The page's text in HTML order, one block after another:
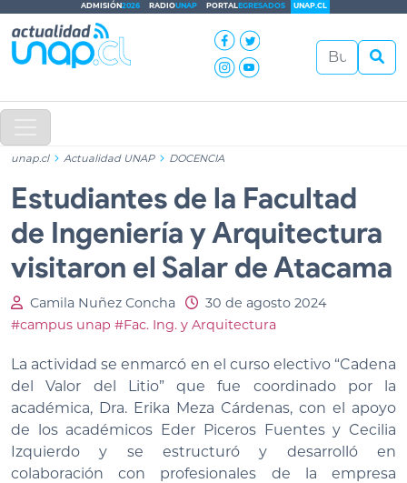
ADMISIÓN2026 RADIOUNAP PORTALEGRESADOS UNAP.CL
unap.cl Actualidad UNAP DOCENCIA
Estudiantes de la Facultad
de Ingeniería y Arquitectura
visitaron el Salar de Atacama
Camila Nuñez Concha
30 de agosto 2024
#campus unap #Fac. Ing. y Arquitectura
La actividad se enmarcó en el curso electivo “Cadena
del Valor del Litio” que fue coordinado por la
académica, Dra. Erika Meza Cárdenas, con el apoyo
de los académicos Eder Piceros Fuentes y Cecilia
Izquierdo y se estructuró y desarrolló en
colaboración con profesionales de la empresa